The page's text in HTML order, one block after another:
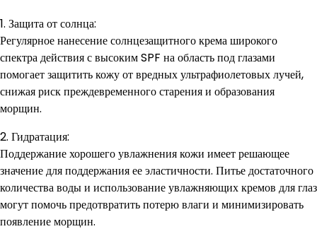
1. Защита от солнца:
Регулярное нанесение солнцезащитного крема широкого
спектра действия с высоким SPF на область под глазами
помогает защитить кожу от вредных ультрафиолетовых лучей,
снижая риск преждевременного старения и образования
морщин.
2. Гидратация:
Поддержание хорошего увлажнения кожи имеет решающее
значение для поддержания ее эластичности. Питье достаточного
количества воды и использование увлажняющих кремов для глаз
могут помочь предотвратить потерю влаги и минимизировать
появление морщин.